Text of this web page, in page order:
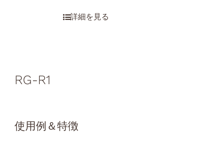
RG-R1
使用例＆特徴